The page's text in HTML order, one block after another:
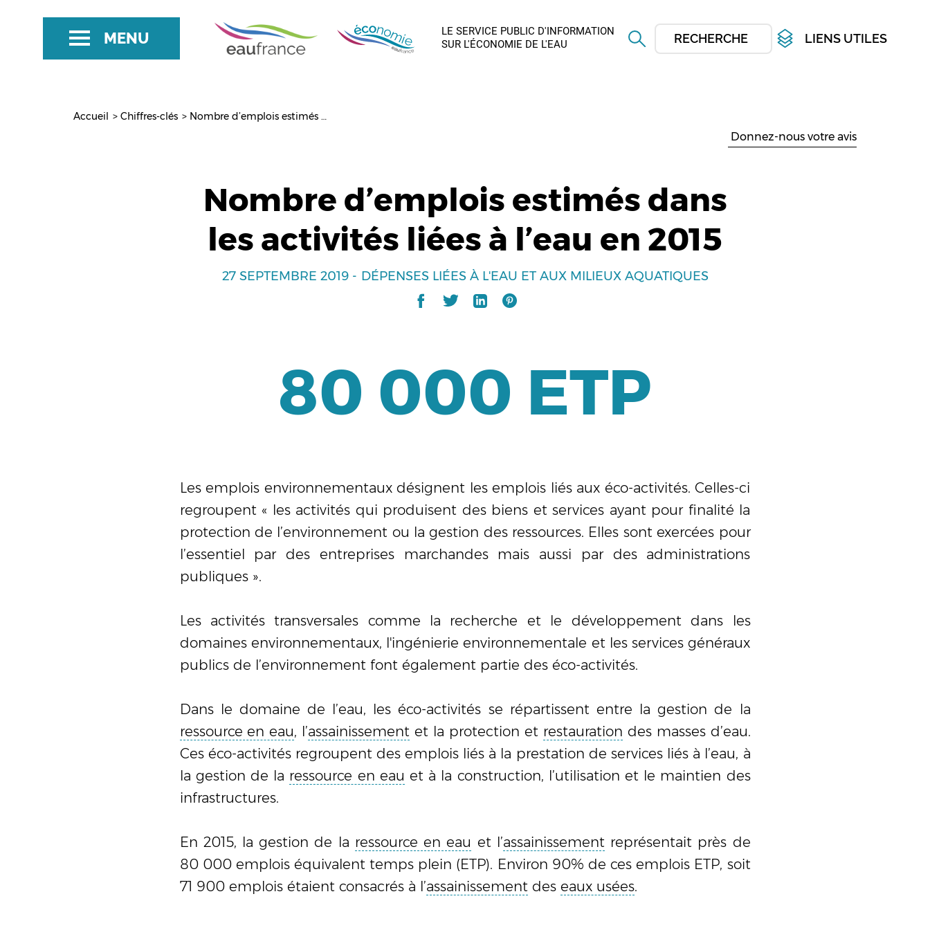
MENU
LE SERVICE PUBLIC D'INFORMATION
SUR L'ÉCONOMIE DE L'EAU
RECHERCHER LIENS UTILES
Accueil Chiffres-clés Nombre d’emplois estimés …
Donnez-nous votre avis
Nombre d’emplois estimés dans
les activités liées à l’eau en 2015
27 SEPTEMBRE 2019 DÉPENSES LIÉES À L'EAU ET AUX MILIEUX AQUATIQUES
80 000 ETP
Les emplois environnementaux désignent les emplois liés aux éco-activités. Celles-ci
regroupent « les activités qui produisent des biens et services ayant pour finalité la
protection de l’environnement ou la gestion des ressources. Elles sont exercées pour
l’essentiel par des entreprises marchandes mais aussi par des administrations
publiques ».
Les activités transversales comme la recherche et le développement dans les
domaines environnementaux, l'ingénierie environnementale et les services généraux
publics de l’environnement font également partie des éco-activités.
Dans le domaine de l’eau, les éco-activités se répartissent entre la gestion de la
ressource en eau, l’assainissement et la protection et restauration des masses d’eau.
Ces éco-activités regroupent des emplois liés à la prestation de services liés à l’eau, à
la gestion de la ressource en eau et à la construction, l’utilisation et le maintien des
infrastructures.
En 2015, la gestion de la ressource en eau et l’assainissement représentait près de
80 000 emplois équivalent temps plein (ETP). Environ 90% de ces emplois ETP, soit
71 900 emplois étaient consacrés à l’assainissement des eaux usées.